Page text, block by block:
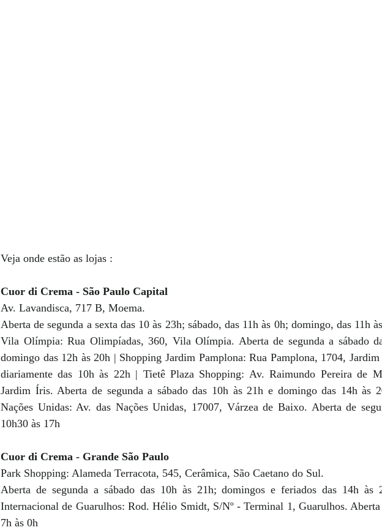
Veja onde estão as lojas :
Cuor di Crema - São Paulo Capital
Av. Lavandisca, 717 B, Moema.
Aberta de segunda a sexta das 10 às 23h; sábado, das 11h às 0h; domingo, das 11h
Vila Olímpia: Rua Olimpíadas, 360, Vila Olímpia. Aberta de segunda a sábado
domingo das 12h às 20h | Shopping Jardim Pamplona: Rua Pamplona, 1704,
diariamente das 10h às 22h | Tietê Plaza Shopping: Av. Raimundo Pereira de
Jardim Íris. Aberta de segunda a sábado das 10h às 21h e domingo das 14h às
Nações Unidas: Av. das Nações Unidas, 17007, Várzea de Baixo. Aberta de
10h30 às 17h
Cuor di Crema - Grande São Paulo
Park Shopping: Alameda Terracota, 545, Cerâmica, São Caetano do Sul.
Aberta de segunda a sábado das 10h às 21h; domingos e feriados das 14h às
Internacional de Guarulhos: Rod. Hélio Smidt, S/Nº - Terminal 1, Guarulhos.
7h às 0h